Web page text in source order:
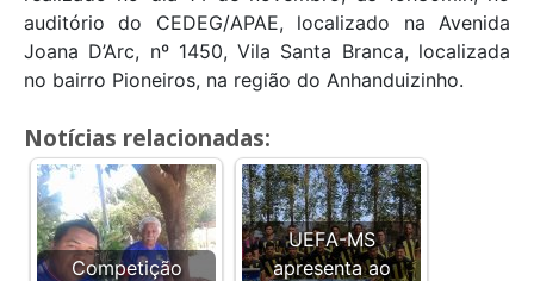
auditório do CEDEG/APAE, localizado na Avenida
Joana D’Arc, nº 1450, Vila Santa Branca, localizada
no bairro Pioneiros, na região do Anhanduizinho.
Notícias relacionadas:
Competição
UEFA-MS
apresenta ao